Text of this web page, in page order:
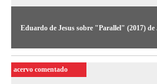
Eduardo de Jesus sobre "Parallel" (2017)
O professor e curador analisa o trabalho
acervo comentado